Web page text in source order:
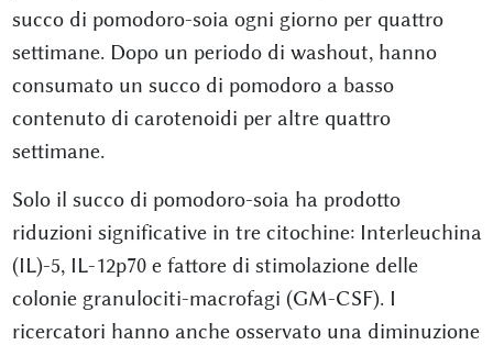
succo di pomodoro-soia ogni giorno per quattro
settimane. Dopo un periodo di washout, hanno
consumato un succo di pomodoro a basso
contenuto di carotenoidi per altre quattro
settimane.
Solo il succo di pomodoro-soia ha prodotto
riduzioni significative in tre citochine: Interleuchina
(IL)-5, IL-12p70 e fattore di stimolazione delle
colonie granulociti-macrofagi (GM-CSF). I
ricercatori hanno anche osservato una diminuzione